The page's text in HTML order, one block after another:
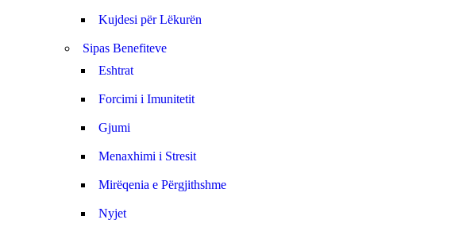
Kujdesi për Lëkurën
Sipas Benefiteve
Eshtrat
Forcimi i Imunitetit
Gjumi
Menaxhimi i Stresit
Mirëqenia e Përgjithshme
Nyjet